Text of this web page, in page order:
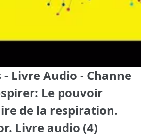
Livre Audio - Channe
Le pouvoir
de la respiration.
Livre audio (4)